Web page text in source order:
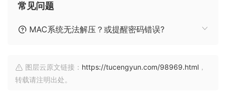
常见问题
MAC系统无法解压？或提醒密码错误?
图层云原文链接： https://tucengyun.com/98969.html ，
转载请注明出处。